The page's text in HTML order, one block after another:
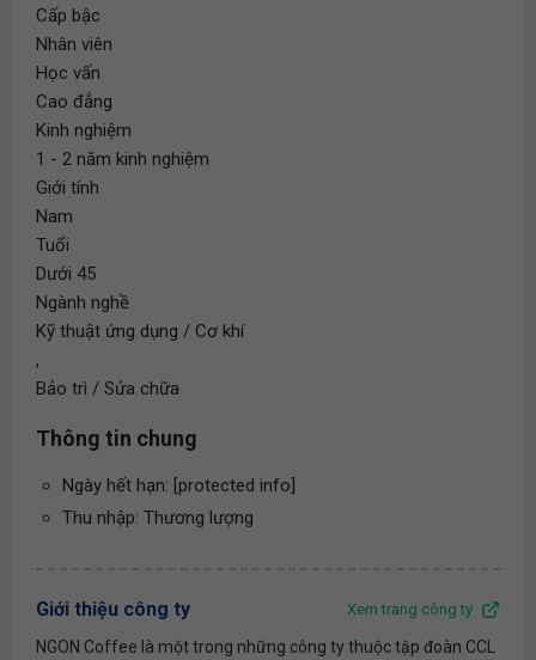
Cấp bậc
Nhân viên
Học vấn
Cao đẳng
Kinh nghiệm
1 - 2 năm kinh nghiệm
Giới tính
Nam
Tuổi
Dưới 45
Ngành nghề
Kỹ thuật ứng dụng / Cơ khí
,
Bảo trì / Sửa chữa
Thông tin chung
Ngày hết hạn: [protected info]
Thu nhập: Thương lượng
Giới thiệu công ty Xem trang công ty
NGON Coffee là một trong những công ty thuộc tập đoàn CCL